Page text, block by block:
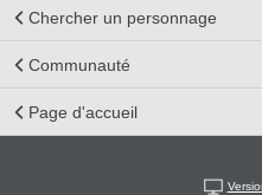
Chercher un personnage
Communauté
Page d'accueil